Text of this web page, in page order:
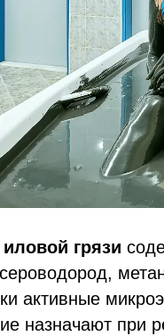
грязи
активные
назначают при